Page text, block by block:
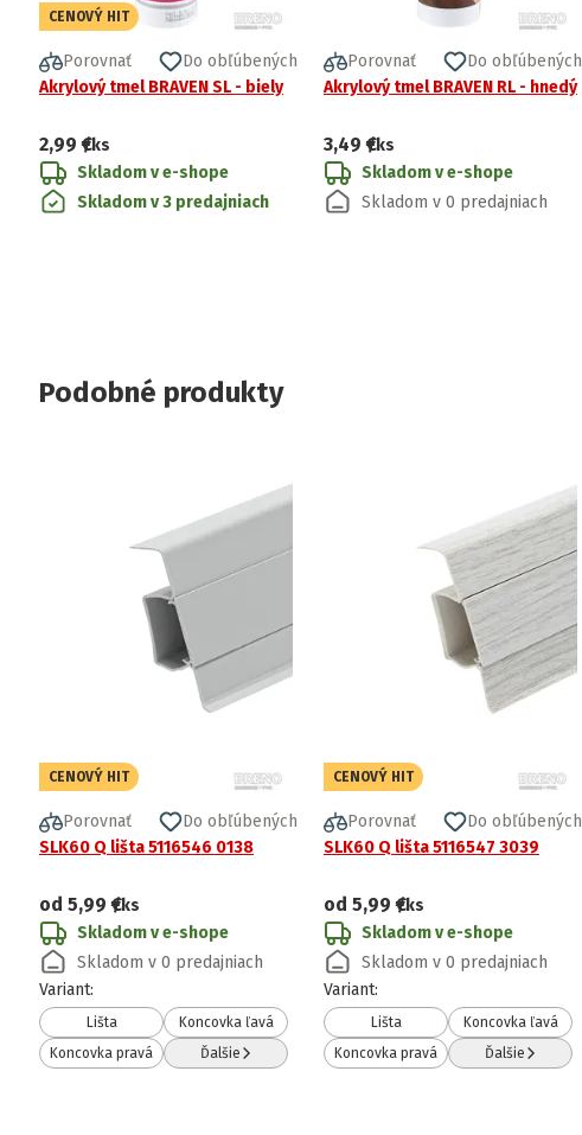
CENOVÝ HIT
Porovnať
Do obľúbených
Akrylový tmel BRAVEN SL - biely
2,99 €/ks
Skladom v e-shope
Skladom v 3 predajniach
Porovnať
Do obľúbených
Akrylový tmel BRAVEN RL - hnedý
3,49 €/ks
Skladom v e-shope
Skladom v 0 predajniach
Podobné produkty
CENOVÝ HIT
Porovnať
Do obľúbených
SLK60 Q lišta 5116546 0138
od 5,99 €/ks
Skladom v e-shope
Skladom v 0 predajniach
Variant:
Lišta
Koncovka ľavá
Koncovka pravá
Ďalšie
CENOVÝ HIT
Porovnať
Do obľúbených
SLK60 Q lišta 5116547 3039
od 5,99 €/ks
Skladom v e-shope
Skladom v 0 predajniach
Variant:
Lišta
Koncovka ľavá
Koncovka pravá
Ďalšie